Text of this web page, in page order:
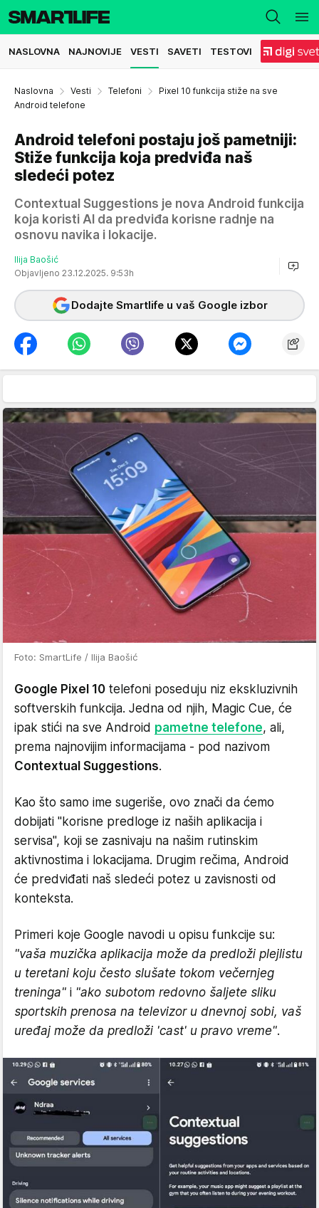
NASLOVNA NAJNOVIJE VESTI SAVETI TESTOVI
Naslovna Vesti Telefoni
Pixel 10 funkcija stiže na sve
Android telefone
Android telefoni postaju još pametniji:
Stiže funkcija koja predviđa naš
sledeći potez
Contextual Suggestions je nova Android funkcija
koja koristi AI da predviđa korisne radnje na
osnovu navika i lokacije.
Ilija Baošić
Objavljeno 23.12.2025. 9:53h
Dodajte Smartlife u vaš Google izbor
Foto: SmartLife / Ilija Baošić
Google Pixel 10 telefoni poseduju niz ekskluzivnih
softverskih funkcija. Jedna od njih, Magic Cue, će
ipak stići na sve Android pametne telefone, ali,
prema najnovijim informacijama - pod nazivom
Contextual Suggestions.
Kao što samo ime sugeriše, ovo znači da ćemo
dobijati "korisne predloge iz naših aplikacija i
servisa", koji se zasnivaju na našim rutinskim
aktivnostima i lokacijama. Drugim rečima, Android
će predviđati naš sledeći potez u zavisnosti od
konteksta.
Primeri koje Google navodi u opisu funkcije su:
"vaša muzička aplikacija može da predloži plejlistu
u teretani koju često slušate tokom večernjeg
treninga" i "ako subotom redovno šaljete sliku
sportskih prenosa na televizor u dnevnoj sobi, vaš
uređaj može da predloži 'cast' u pravo vreme".